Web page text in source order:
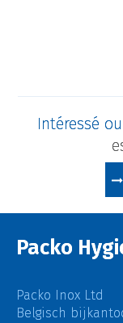
Intéressé
Packo
Packo Inox Ltd
Belgisch